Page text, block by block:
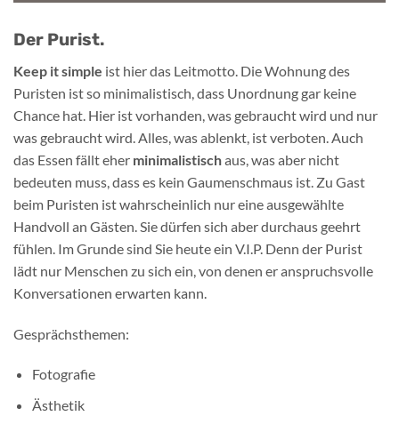
Der Purist.
Keep it simple ist hier das Leitmotto. Die Wohnung des
Puristen ist so minimalistisch, dass Unordnung gar keine
Chance hat. Hier ist vorhanden, was gebraucht wird und nur
was gebraucht wird. Alles, was ablenkt, ist verboten. Auch
das Essen fällt eher minimalistischaus, was aber nicht
bedeuten muss, dass es kein Gaumenschmaus ist. Zu Gast
beim Puristen ist wahrscheinlich nur eine ausgewählte
Handvoll an Gästen. Sie dürfen sich aber durchaus geehrt
fühlen. Im Grunde sind Sie heute ein V.I.P. Denn der Purist
lädt nur Menschen zu sich ein, von denen er anspruchsvolle
Konversationen erwarten kann.
Gesprächsthemen:
Fotografie
Ästhetik